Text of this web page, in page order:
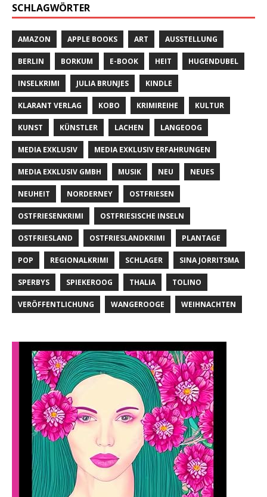
SCHLAGWÖRTER
AMAZON APPLE BOOKS ART AUSSTELLUNG
BERLIN BORKUM E-BOOK HEIT HUGENDUBEL
INSELKRIMI JULIA BRUNJES KINDLE
KLARANT VERLAG KOBO KRIMIREIHE KULTUR
KUNST KÜNSTLER LACHEN LANGEOOG
MEDIA EXKLUSIV MEDIA EXKLUSIV ERFAHRUNGEN
MEDIA EXKLUSIV GMBH MUSIK NEU NEUES
NEUHEIT NORDERNEY OSTFRIESEN
OSTFRIESENKRIMI OSTFRIESISCHE INSELN
OSTFRIESLAND OSTFRIESLANDKRIMI PLANTAGE
POP REGIONALKRIMI SCHLAGER SINA JORRITSMA
SPERBYS SPIEKEROOG THALIA TOLINO
VERÖFFENTLICHUNG WANGEROOGE WEIHNACHTEN